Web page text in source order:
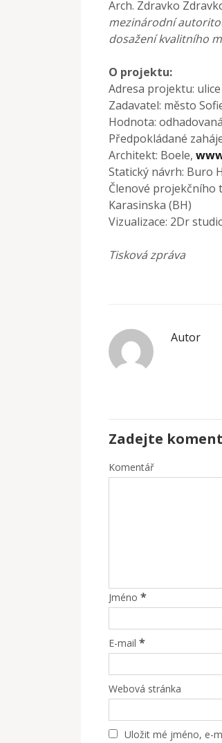
Arch. Zdravko
mezinárodní
dosažení kvalitního
O projektu:
Adresa projektu:
Zadavatel: město
Hodnota:
Předpokládané
Architekt: Boele,
Statický návrh: Buro
Členové projekčního
Karasinska (BH)
Vizualizace: 2Dr
Tisková zpráva
Autor
Zadejte
Komentář
Jméno *
E-mail *
Webová stránka
Uložit mé jméno, e-